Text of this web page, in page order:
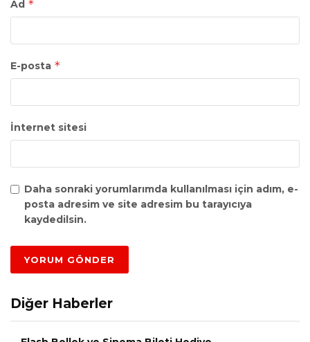
Ad *
E-posta *
İnternet sitesi
Daha sonraki yorumlarımda kullanılması için adım, e-
posta adresim ve site adresim bu tarayıcıya
kaydedilsin.
Diğer Haberler